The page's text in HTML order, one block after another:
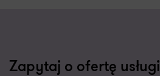
Zapytaj o ofertę usługi